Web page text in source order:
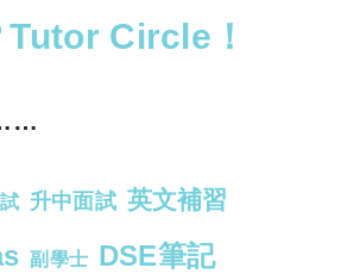
Tutor Circle！
升中面試 英文補習
副學士 DSE筆記